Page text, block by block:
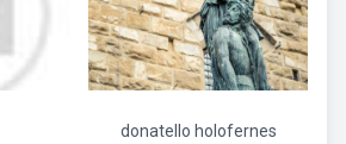
donatello holofernes